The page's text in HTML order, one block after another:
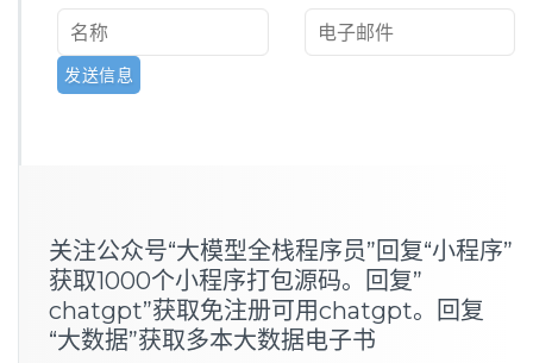
关注公众号“大模型全栈程序员”回复“小程序”
获取1000个小程序打包源码。回复”
chatgpt”获取免注册可用chatgpt。回复
“大数据”获取多本大数据电子书